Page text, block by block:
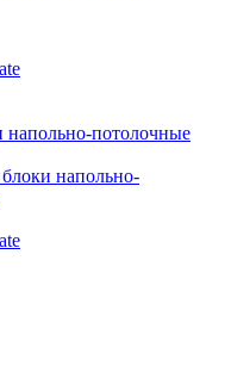
напольно-потолочные
напольно-